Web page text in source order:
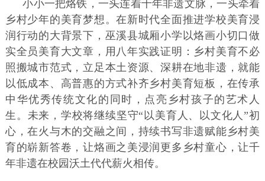
小小一把烙铁，一头连着千年非遗文脉，一头牵着
乡村少年的美育梦想。在新时代全面推进学校美育浸
润行动的大背景下，巫溪县城厢小学以烙画小切口做
实全员美育大文章，用八年实践证明：乡村美育不必
照搬城市范式，立足本土资源、深耕在地非遗，就能
以低成本、高普惠的方式补齐乡村美育短板，在传承
中华优秀传统文化的同时，点亮乡村孩子的艺术人
生。未来，学校将继续坚守“以美育人、以文化人”初
心，在火与木的交融之间，持续书写非遗赋能乡村美
育的崭新答卷，让烙画之美浸润更多乡村童心，让千
年非遗在校园沃土代代薪火相传。